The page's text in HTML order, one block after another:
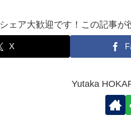
シェア大歓迎です！この記事が
X
Yutaka